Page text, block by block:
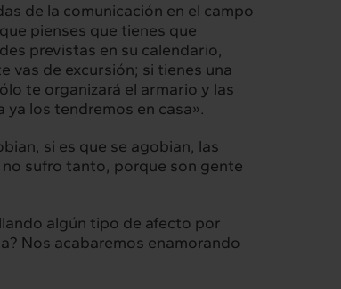
de la comunicación en el campo
pienses que tienes que
previstas en su calendario,
vas de excursión; si tienes una
te organizará el armario y las
los tendremos en casa».
si es que se agobian, las
sufro tanto, porque son gente
algún tipo de afecto por
Nos acabaremos enamorando